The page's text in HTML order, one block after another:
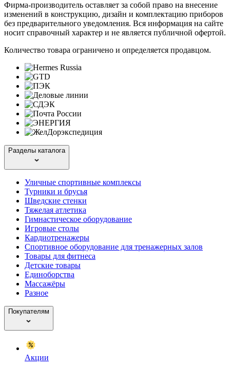
Фирма-производитель оставляет за собой право на внесение
изменений в конструкцию, дизайн и комплектацию приборов
без предварительного уведомления. Вся информация на сайте
носит справочный характер и не является публичной офертой.
Количество товара ограничено и определяется продавцом.
Разделы каталога
Уличные спортивные комплексы
Турники и брусья
Шведские стенки
Тяжелая атлетика
Гимнастическое оборудование
Игровые столы
Кардиотренажеры
Спортивное оборудование для тренажерных залов
Товары для фитнеса
Детские товары
Единоборства
Массажёры
Разное
Покупателям
Акции